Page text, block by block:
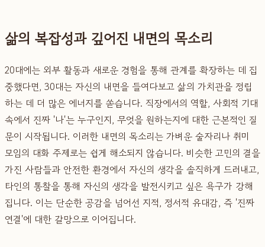
삶의 복잡성과 깊어진 내면의 목소리
20대에는 외부 활동과 새로운 경험을 통해 관계를 확장하는 데 집
중했다면, 30대는 자신의 내면을 들여다보고 삶의 가치관을 정립
하는 데 더 많은 에너지를 쏟습니다. 직장에서의 역할, 사회적 기대
속에서 진짜 '나'는 누구인지, 무엇을 원하는지에 대한 근본적인 질
문이 시작됩니다. 이러한 내면의 목소리는 가벼운 술자리나 취미
모임의 대화 주제로는 쉽게 해소되지 않습니다. 비슷한 고민의 결을
가진 사람들과 안전한 환경에서 자신의 생각을 솔직하게 드러내고,
타인의 통찰을 통해 자신의 생각을 발전시키고 싶은 욕구가 강해
집니다. 이는 단순한 공감을 넘어선 지적, 정서적 유대감, 즉 '진짜
연결'에 대한 갈망으로 이어집니다.